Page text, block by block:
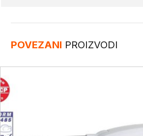
POVEZANI PROIZVODI